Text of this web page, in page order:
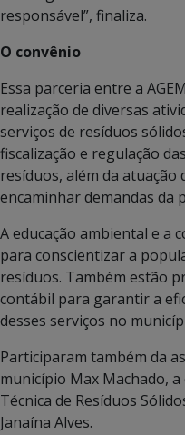
responsável”, finaliza.
O convênio
Essa parceria entre a
realização de diversas
serviços de resíduos
fiscalização e regulação
resíduos, além da
encaminhar demandas da
A educação ambiental e a
para conscientizar a
resíduos. Também estão
contábil para garantir a
desses serviços no
Participaram também da
município Max Machado,
Técnica de Resíduos
Janaína Alves.